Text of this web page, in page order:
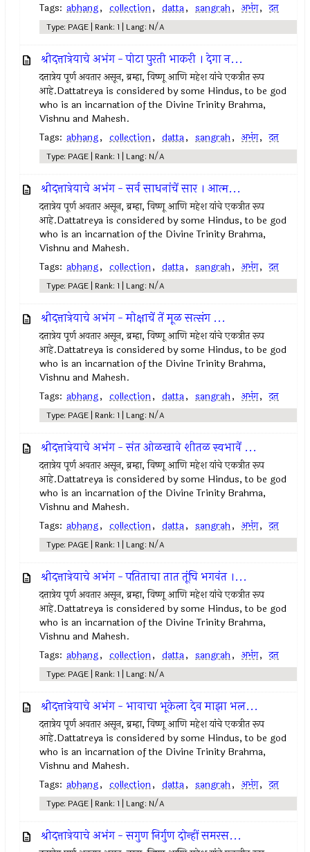
Tags: abhang, collection, datta, sangrah, अभंग, दत्त
Type: PAGE | Rank: 1 | Lang: N/A
श्रीदत्तात्रेयाचे अभंग - पोटा पुरती भाकरी । देगा न...
दत्तात्रेय पूर्ण अवतार असून, ब्रम्हा, विष्णू आणि महेश यांचे एकत्रीत रूप
आहे.Dattatreya is considered by some Hindus, to be god
who is an incarnation of the Divine Trinity Brahma,
Vishnu and Mahesh.
Tags: abhang, collection, datta, sangrah, अभंग, दत्त
Type: PAGE | Rank: 1 | Lang: N/A
श्रीदत्तात्रेयाचे अभंग - सर्व साधनांचें सार । आत्म...
दत्तात्रेय पूर्ण अवतार असून, ब्रम्हा, विष्णू आणि महेश यांचे एकत्रीत रूप
आहे.Dattatreya is considered by some Hindus, to be god
who is an incarnation of the Divine Trinity Brahma,
Vishnu and Mahesh.
Tags: abhang, collection, datta, sangrah, अभंग, दत्त
Type: PAGE | Rank: 1 | Lang: N/A
श्रीदत्तात्रेयाचे अभंग - मोक्षाचें तें मूळ सत्संग ...
दत्तात्रेय पूर्ण अवतार असून, ब्रम्हा, विष्णू आणि महेश यांचे एकत्रीत रूप
आहे.Dattatreya is considered by some Hindus, to be god
who is an incarnation of the Divine Trinity Brahma,
Vishnu and Mahesh.
Tags: abhang, collection, datta, sangrah, अभंग, दत्त
Type: PAGE | Rank: 1 | Lang: N/A
श्रीदत्तात्रेयाचे अभंग - संत ओळखावे शीतळ स्वभावें ...
दत्तात्रेय पूर्ण अवतार असून, ब्रम्हा, विष्णू आणि महेश यांचे एकत्रीत रूप
आहे.Dattatreya is considered by some Hindus, to be god
who is an incarnation of the Divine Trinity Brahma,
Vishnu and Mahesh.
Tags: abhang, collection, datta, sangrah, अभंग, दत्त
Type: PAGE | Rank: 1 | Lang: N/A
श्रीदत्तात्रेयाचे अभंग - पतिताचा तात तूंचि भगवंत ।...
दत्तात्रेय पूर्ण अवतार असून, ब्रम्हा, विष्णू आणि महेश यांचे एकत्रीत रूप
आहे.Dattatreya is considered by some Hindus, to be god
who is an incarnation of the Divine Trinity Brahma,
Vishnu and Mahesh.
Tags: abhang, collection, datta, sangrah, अभंग, दत्त
Type: PAGE | Rank: 1 | Lang: N/A
श्रीदत्तात्रेयाचे अभंग - भावाचा भूकेला देव माझा भल...
दत्तात्रेय पूर्ण अवतार असून, ब्रम्हा, विष्णू आणि महेश यांचे एकत्रीत रूप
आहे.Dattatreya is considered by some Hindus, to be god
who is an incarnation of the Divine Trinity Brahma,
Vishnu and Mahesh.
Tags: abhang, collection, datta, sangrah, अभंग, दत्त
Type: PAGE | Rank: 1 | Lang: N/A
श्रीदत्तात्रेयाचे अभंग - सगुण निर्गुण दोन्हीं समरस...